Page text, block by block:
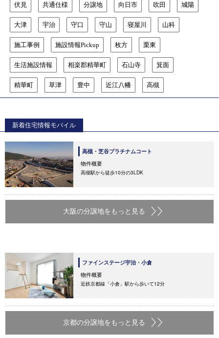
伏見 共通仕様 分譲地 向日市 吹田 城陽
大津 宇治 守口 守山 寝屋川 山科
施工事例 施設情報Pickup 枚方 栗東
生活施設情報 相楽郡精華町 石山寺 箕面
精華町 草津 豊中 近江八幡 高槻
新着住宅情報モバイル
高槻・芝谷プラチナムコート
物件概要
高槻駅から徒歩10分の3LDK
大阪の分譲地をもっと見る
ファインステージ宇治・小倉
物件概要
近鉄京都線「小倉」駅から歩いて12分
京都の分譲地をもっと見る